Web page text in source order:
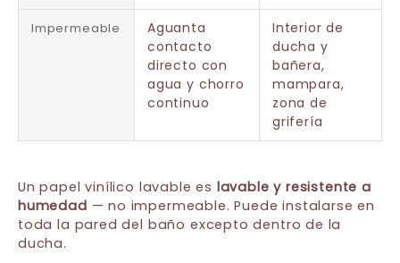
Impermeable
Aguanta
contacto
directo con
agua y chorro
continuo
Interior de
ducha y
bañera,
mampara,
zona de
grifería
Un papel vinílico lavable es lavable y resistente a
humedad — no impermeable. Puede instalarse en
toda la pared del baño excepto dentro de la
ducha.